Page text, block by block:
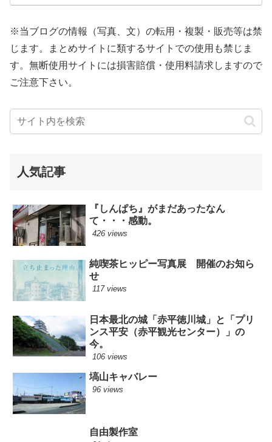
※当ブログの情報（写真、文）の転用・複製・販売等は禁
じます。まとめサイトに類するサイトでの使用も禁じま
す。無断使用サイトには損害賠償・使用料請求しますので
ご注意下さい。
人気記事
『しんぱち』がまだあったなん
て・・・感動。
426 views
純喫茶ヒッピー写真展 開催のお知ら
せ
117 views
日本最北の城「赤平徳川城」と「プリ
ンス平安（赤平観光センター）」の
今。
106 views
塙山キャバレー
96 views
自由製作室